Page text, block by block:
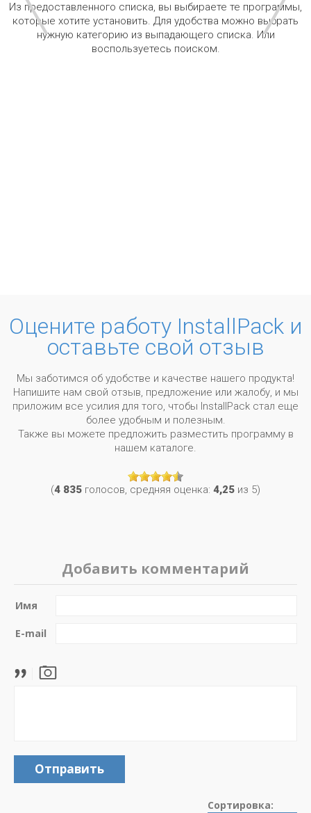
Из предоставленного списка, вы выбираете те программы,
которые хотите установить. Для удобства можно выбрать
нужную категорию из выпадающего списка. Или
воспользуетесь поиском.
Оцените работу InstallPack и
оставьте свой отзыв
Мы заботимся об удобстве и качестве нашего продукта!
Напишите нам свой отзыв, предложение или жалобу, и мы
приложим все усилия для того, чтобы InstallPack стал еще
более удобным и полезным.
Также вы можете предложить разместить программу в
нашем каталоге.
(4 835 голосов, средняя оценка: 4,25 из 5)
Добавить комментарий
Имя
E-mail
Отправить
Сортировка: